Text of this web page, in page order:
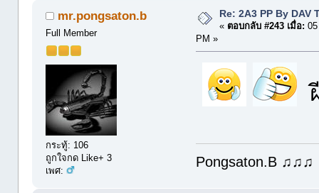
mr.pongsaton.b
Full Member
กระทู้: 106
ถูกใจกด Like+ 3
เพศ:
Re: 2A3 PP By DAV
« ตอบกลับ #243 เมื่อ:
PM »
ฝี
Pongsaton.B ♫♫♫